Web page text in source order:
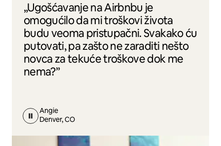
„Ugošćavanje na Airbnbu je
omogućilo da mi troškovi života
budu veoma pristupačni. Svakako ću
putovati, pa zašto ne zaraditi nešto
novca za tekuće troškove dok me
nema?”
Angie
Denver, CO